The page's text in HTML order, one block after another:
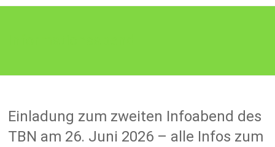
in
Einladung zum zweiten Infoabend des
TBN am 26. Juni 2026 – alle Infos zum